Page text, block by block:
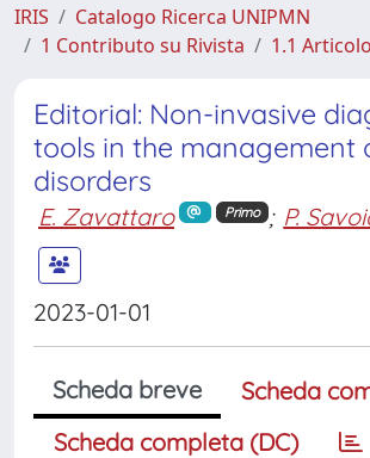
IRIS
Catalogo Ricerca UNIPMN
1 Contributo su Rivista
1.1
Editorial: Non-invasive
tools in the management
disorders
E. Zavattaro Primo ; P.
2023-01-01
Scheda breve
Scheda
Scheda completa (DC)